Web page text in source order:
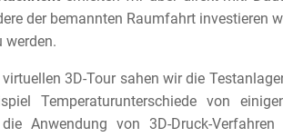
der bemannten Raumfahrt investieren
werden.
3D-Tour sahen wir die
Temperaturunterschiede von
die Anwendung von 3D-Druck-